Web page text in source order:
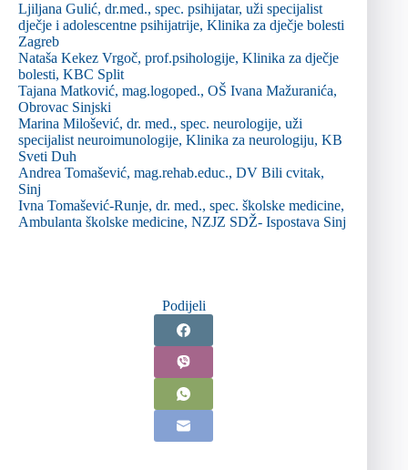
Ljiljana Gulić, dr.med., spec. psihijatar, uži specijalist
dječje i adolescentne psihijatrije, Klinika za dječje bolesti
Zagreb
Nataša Kekez Vrgoč, prof.psihologije, Klinika za dječje
bolesti, KBC Split
Tajana Matković, mag.logoped., OŠ Ivana Mažuranića,
Obrovac Sinjski
Marina Milošević, dr. med., spec. neurologije, uži
specijalist neuroimunologije, Klinika za neurologiju, KB
Sveti Duh
Andrea Tomašević, mag.rehab.educ., DV Bili cvitak,
Sinj
Ivna Tomašević-Runje, dr. med., spec. školske medicine,
Ambulanta školske medicine, NZJZ SDŽ- Ispostava Sinj
Podijeli